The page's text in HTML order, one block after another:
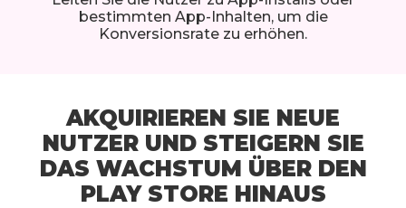
bestimmten App-Inhalten, um die
Konversionsrate zu erhöhen.
AKQUIRIEREN SIE NEUE
NUTZER UND STEIGERN SIE
DAS WACHSTUM ÜBER DEN
PLAY STORE HINAUS